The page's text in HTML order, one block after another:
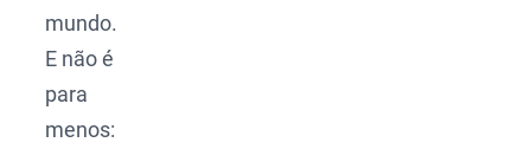
mundo.
E não é
para
menos: